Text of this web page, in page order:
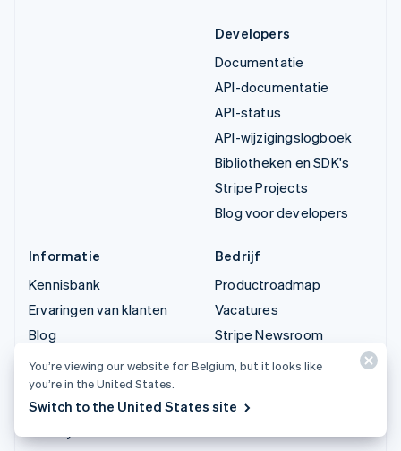
Developers
Documentatie
API-documentatie
API-status
API-wijzigingslogboek
Bibliotheken en SDK's
Stripe Projects
Blog voor developers
Informatie
Kennisbank
Ervaringen van klanten
Blog
Community
Jaarlijks congres
Sessions
Bedrijf
Productroadmap
Vacatures
Stripe Newsroom
Stripe Press
You’re viewing our website for Belgium, but it looks like
you’re in the United States.
Switch to the United States site